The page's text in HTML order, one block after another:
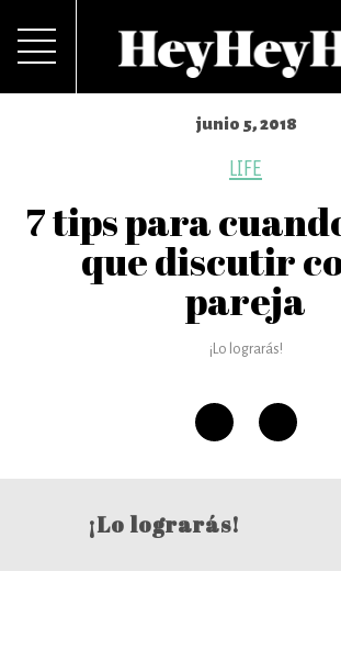
junio 5, 2018
LIFE
7 tips para
que discutir
pareja
¡Lo lograrás!
¡Lo lograrás!